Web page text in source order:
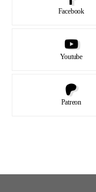
Facebook
Youtube
Patreon